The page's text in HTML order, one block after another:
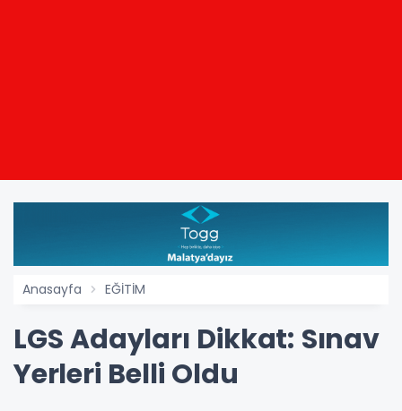
Anasayfa EĞİTİM
LGS Adayları Dikkat: Sınav
Yerleri Belli Oldu